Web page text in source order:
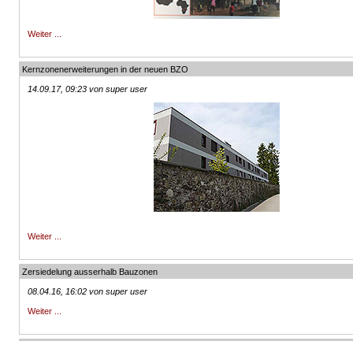
Weiter ...
Kernzonenerweiterungen in der neuen BZO
14.09.17, 09:23 von super user
Weiter ...
Zersiedelung ausserhalb Bauzonen
08.04.16, 16:02 von super user
Weiter ...